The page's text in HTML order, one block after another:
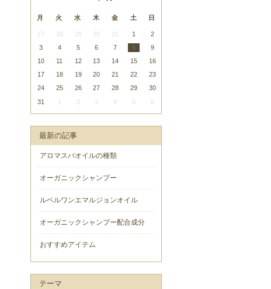
月 火 水 木 金 土 日
27 28 29 30 31 1
2
3
4 5 6 7 8
9
10
11 12 13 14 15
16
17
18 19 20 21 22
23
24
25 26 27 28 29
30
31
1 2 3 4 5 6
最新の記事
アロマスパオイルの種類
オーガニックシャンプー
ルベルワンエマルジョンオイル
オーガニックシャンプー配合成分
おすすめアイテム
テーマ